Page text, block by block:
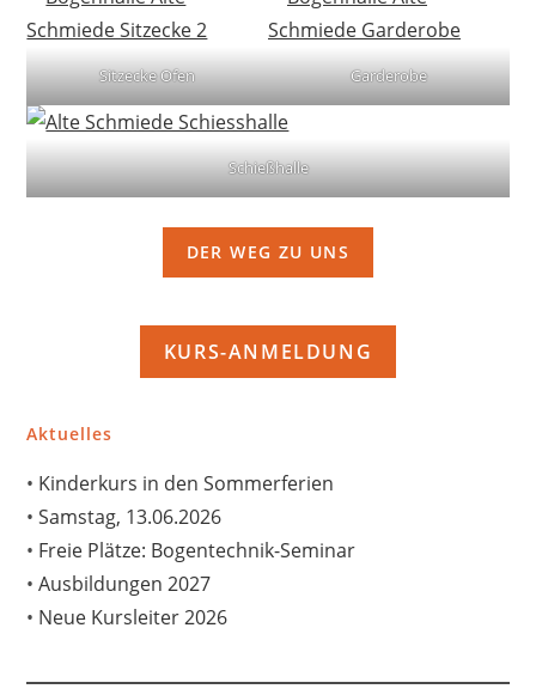
Sitzecke Ofen Garderobe
Schießhalle
DER WEG ZU UNS
KURS-ANMELDUNG
Aktuelles
Kinderkurs in den Sommerferien
Samstag, 13.06.2026
Freie Plätze: Bogentechnik-Seminar
Ausbildungen 2027
Neue Kursleiter 2026